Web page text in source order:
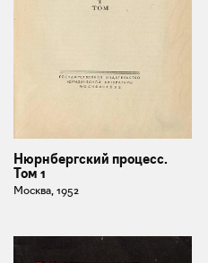
Нюрнбергский процесс.
Том 1
Москва, 1952